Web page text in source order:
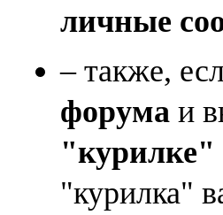
личные
– также,
форума и
"курилке"
"курилка"